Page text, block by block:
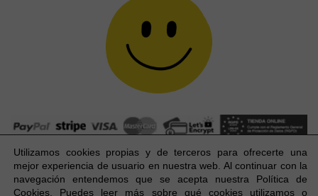
Utilizamos cookies propias y de terceros para ofrecerte una
mejor experiencia de usuario en nuestra web. Al continuar con la
navegación entendemos que se acepta nuestra Política de
Cookies. Puedes leer más sobre qué cookies utilizamos o